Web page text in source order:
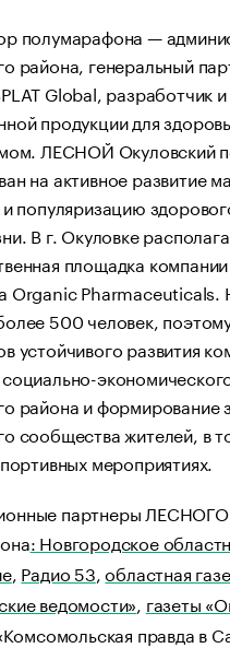
полумарафона —
района, генеральный
Global, разработчик
продукции для
ЛЕСНОЙ Окуловский
на активное развитие
популяризацию
В г. Окуловке
площадка
Organic Pharmaceuticals.
500 человек,
устойчивого развития
района и формирование
сообщества жителей, в
мероприятиях.
партнеры ЛЕСНОГО
: Новгородское
, Радио 53,областная
ведомости», газеты
правда в